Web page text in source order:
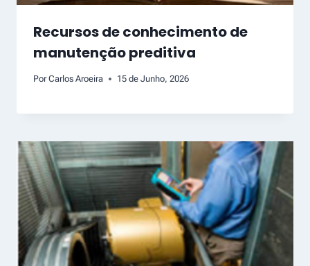
Recursos de conhecimento de
manutenção preditiva
Por Carlos Aroeira 15 de Junho, 2026